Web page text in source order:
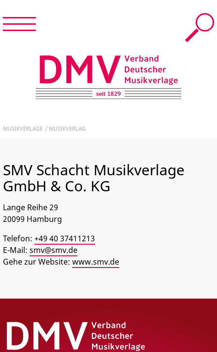
START
NEWS & TERMINE
MUSIKVERLAGE
FÜR MITGLIEDER
MUSIKVERLAGE MUSIKVERLAG
SMV Schacht Musikverlage
GmbH & Co. KG
Lange Reihe 29
20099 Hamburg
Telefon: +49 40 37411213
E-Mail: smv@smv.de
Gehe zur Website: www.smv.de